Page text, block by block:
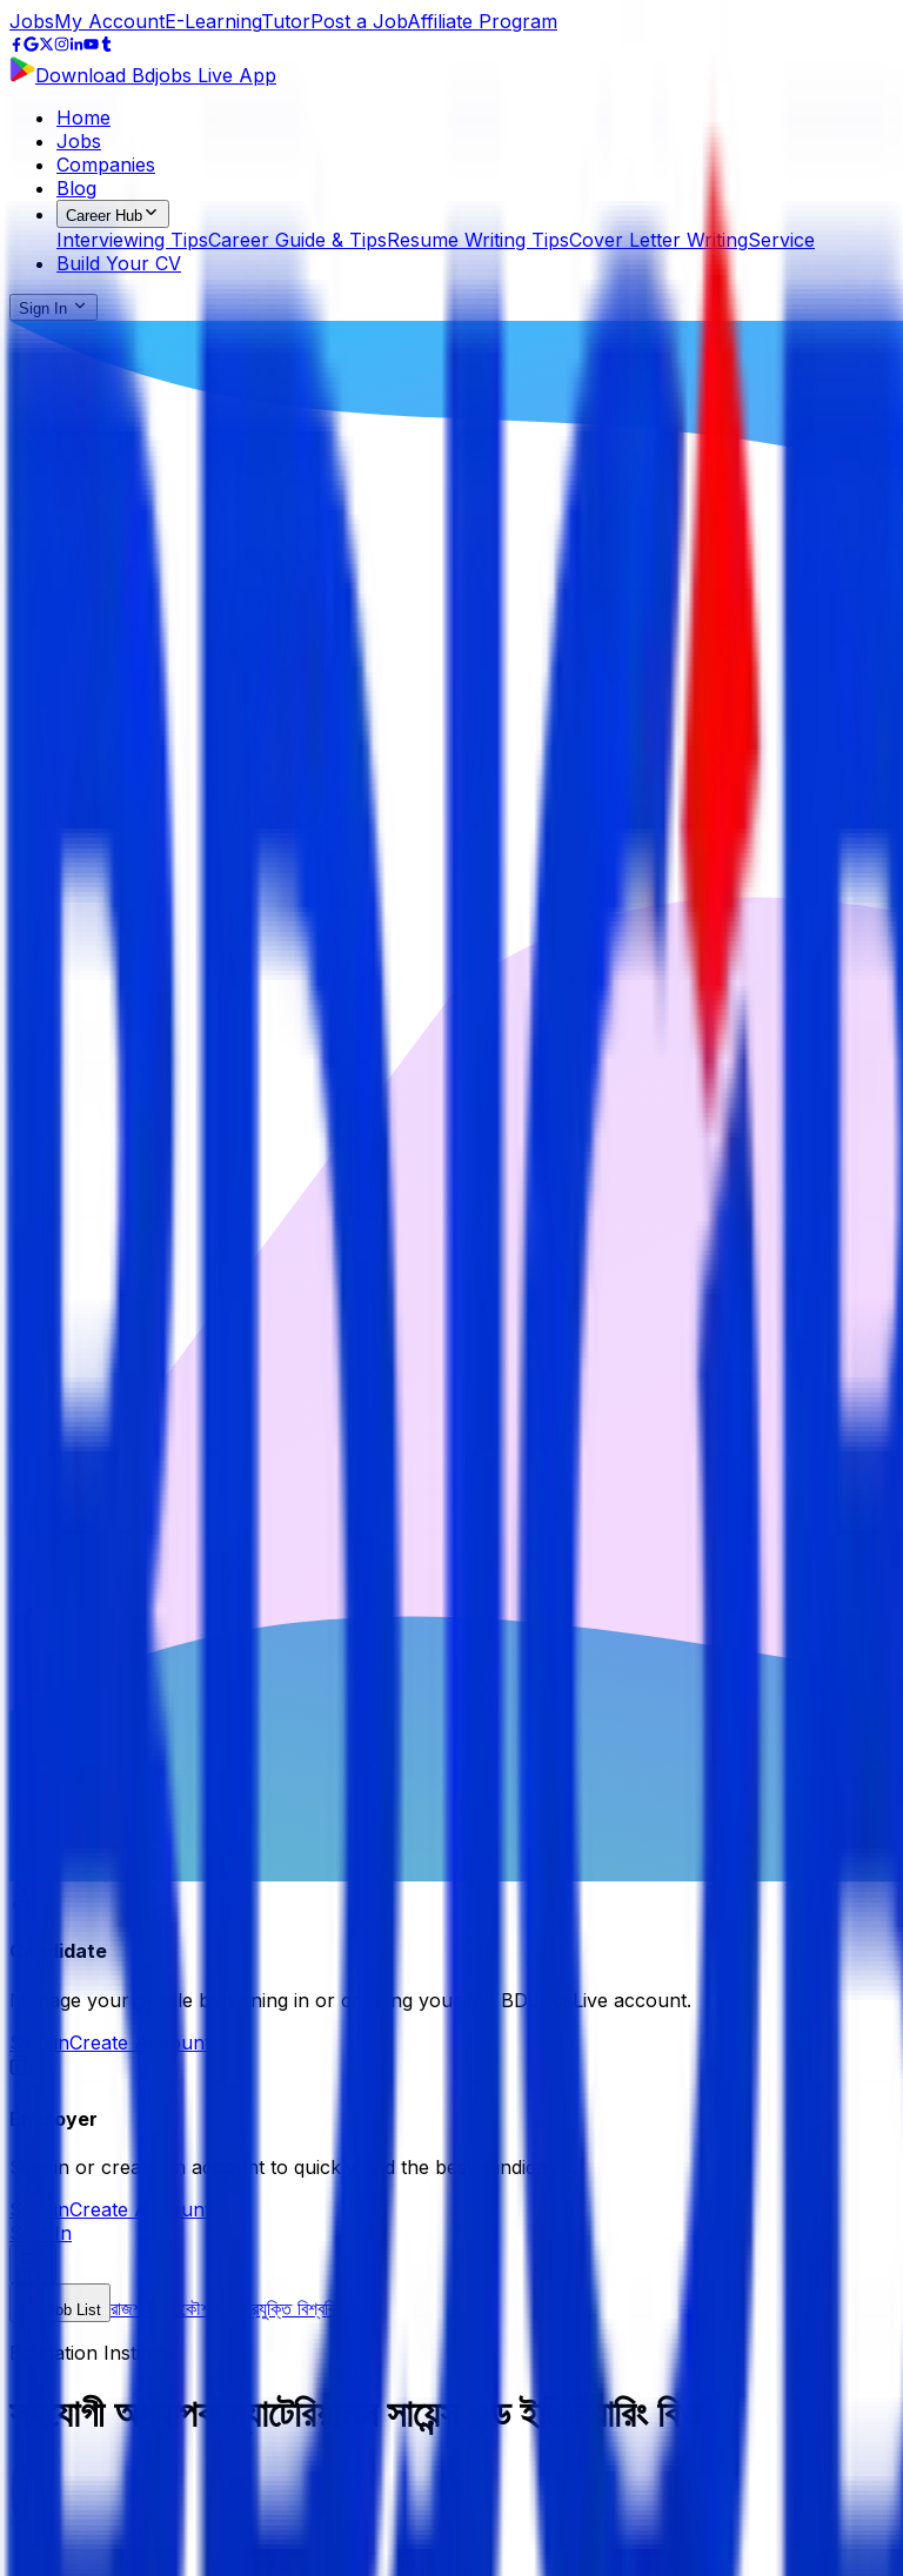
JobsMy AccountE-LearningTutorPost a JobAffiliate Program
Download Bdjobs Live App
Home
Jobs
Companies
Blog
Career Hub
Interviewing TipsCareer Guide & TipsResume Writing TipsCover Letter WritingService
Build Your CV
Sign In
Candidate
Manage your profile by signing in or creating your My BDJobsLive account.
Sign inCreate Account
Employer
Sign in or create an account to quickly find the best candidates.
Sign inCreate Account
Sign In
Job List রাজশাহী প্রকৌশল ও প্রযুক্তি বিশ্ববিদ্যালয়
Education Institute
সহযোগী অধ্যাপক ম্যাটেরিয়ালস সায়েন্স এন্ড ইঞ্জিনিয়ারিং বিভাগ